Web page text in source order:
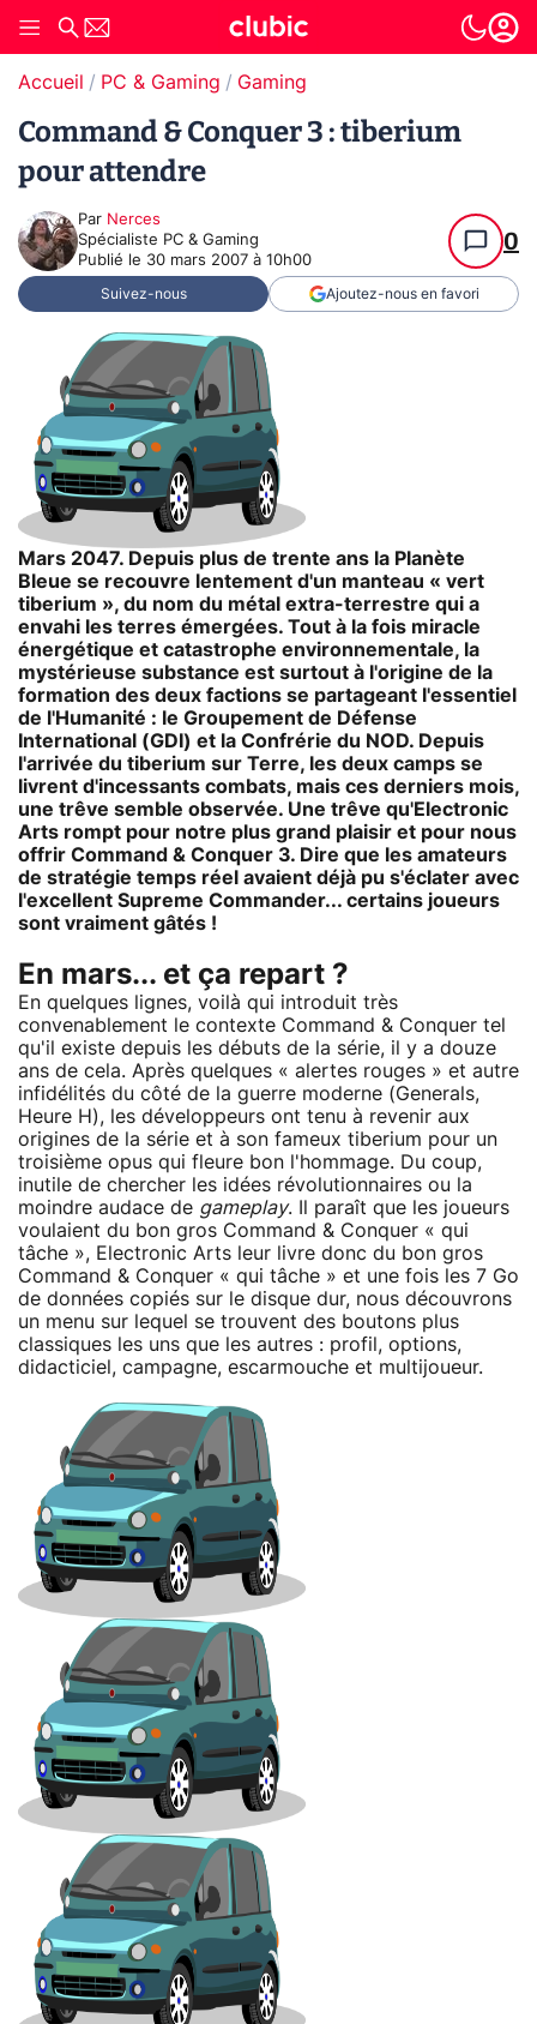
Accueil PC & Gaming Gaming
Command & Conquer 3 : tiberium
pour attendre
Par Nerces
Spécialiste PC & Gaming
Publié le 30 mars 2007 à 10h00
0
Suivez-nous Ajoutez-nous en favori
Mars 2047. Depuis plus de trente ans la Planète
Bleue se recouvre lentement d'un manteau « vert
tiberium », du nom du métal extra-terrestre qui a
envahi les terres émergées. Tout à la fois miracle
énergétique et catastrophe environnementale, la
mystérieuse substance est surtout à l'origine de la
formation des deux factions se partageant l'essentiel
de l'Humanité : le Groupement de Défense
International (GDI) et la Confrérie du NOD. Depuis
l'arrivée du tiberium sur Terre, les deux camps se
livrent d'incessants combats, mais ces derniers mois,
une trêve semble observée. Une trêve qu'Electronic
Arts rompt pour notre plus grand plaisir et pour nous
offrir Command & Conquer 3. Dire que les amateurs
de stratégie temps réel avaient déjà pu s'éclater avec
l'excellent Supreme Commander... certains joueurs
sont vraiment gâtés !
En mars... et ça repart ?
En quelques lignes, voilà qui introduit très
convenablement le contexte Command & Conquer tel
qu'il existe depuis les débuts de la série, il y a douze
ans de cela. Après quelques « alertes rouges » et autre
infidélités du côté de la guerre moderne (Generals,
Heure H), les développeurs ont tenu à revenir aux
origines de la série et à son fameux tiberium pour un
troisième opus qui fleure bon l'hommage. Du coup,
inutile de chercher les idées révolutionnaires ou la
moindre audace de gameplay. Il paraît que les joueurs
voulaient du bon gros Command & Conquer « qui
tâche », Electronic Arts leur livre donc du bon gros
Command & Conquer « qui tâche » et une fois les 7 Go
de données copiés sur le disque dur, nous découvrons
un menu sur lequel se trouvent des boutons plus
classiques les uns que les autres : profil, options,
didacticiel, campagne, escarmouche et multijoueur.